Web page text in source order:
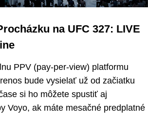
na UFC 327: LIVE
PPV (pay-per-view) platformu
bude vysielať už od začiatku
si ho môžete spustiť aj
Voyo, ak máte mesačné predplatné